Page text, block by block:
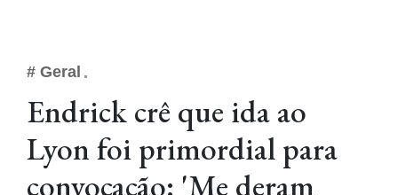
# Geral
Endrick crê que ida ao
Lyon foi primordial para
convocação: 'Me deram